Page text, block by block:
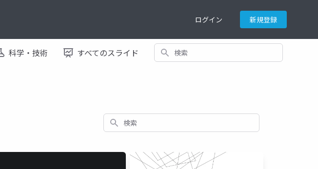
ログイン 新規登録
科学・技術 すべてのスライド 検索
検索